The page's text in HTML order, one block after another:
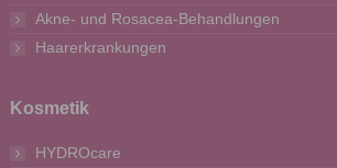
Akne- und Rosacea-Behandlungen
Haarerkrankungen
Kosmetik
HYDROcare